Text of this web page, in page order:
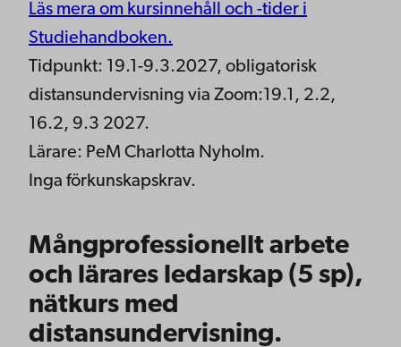
Läs mera om kursinnehåll och -tider i
Studiehandboken.
Tidpunkt: 19.1-9.3.2027, obligatorisk
distansundervisning via Zoom:19.1, 2.2,
16.2, 9.3 2027.
Lärare: PeM Charlotta Nyholm.
Inga förkunskapskrav.
Mångprofessionellt arbete
och lärares ledarskap (5 sp),
nätkurs med
distansundervisning.